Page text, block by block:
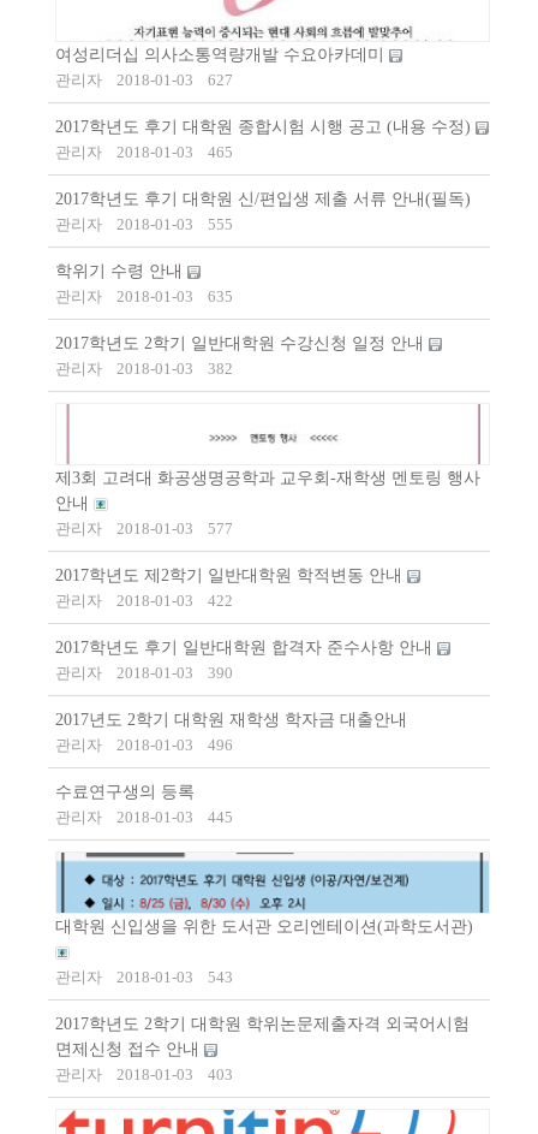
여성리더십 의사소통역량개발 수요아카데미
관리자
2018-01-03 627
2017학년도 후기 대학원 종합시험 시행 공고 (내용 수정)
관리자
2018-01-03 465
2017학년도 후기 대학원 신/편입생 제출 서류 안내(필독)
관리자
2018-01-03 555
학위기 수령 안내
관리자
2018-01-03 635
2017학년도 2학기 일반대학원 수강신청 일정 안내
관리자
2018-01-03 382
제3회 고려대 화공생명공학과 교우회-재학생 멘토링 행사
안내
관리자
2018-01-03 577
2017학년도 제2학기 일반대학원 학적변동 안내
관리자
2018-01-03 422
2017학년도 후기 일반대학원 합격자 준수사항 안내
관리자
2018-01-03 390
2017년도 2학기 대학원 재학생 학자금 대출안내
관리자
2018-01-03 496
수료연구생의 등록
관리자
2018-01-03 445
대학원 신입생을 위한 도서관 오리엔테이션(과학도서관)
관리자 2018-01-03 543
2017학년도 2학기 대학원 학위논문제출자격 외국어시험
면제신청 접수 안내
관리자
2018-01-03 403